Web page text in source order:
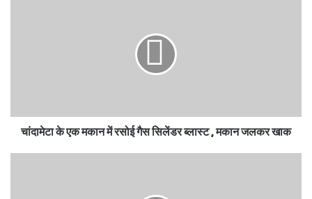
चांदामेटा के एक मकान में रसोई गैस सिलेंडर ब्लास्ट , मकान जलकर खाक